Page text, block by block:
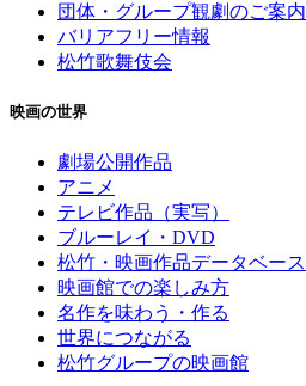
団体・グループ観劇のご案内
バリアフリー情報
松竹歌舞伎会
映画の世界
劇場公開作品
アニメ
テレビ作品（実写）
ブルーレイ・DVD
松竹・映画作品データベース
映画館での楽しみ方
名作を味わう・作る
世界につながる
松竹グループの映画館